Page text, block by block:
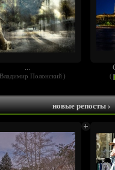
...
Владимир Полонский ) (
новые репосты›